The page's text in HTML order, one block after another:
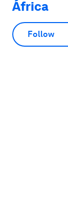
África
Follow